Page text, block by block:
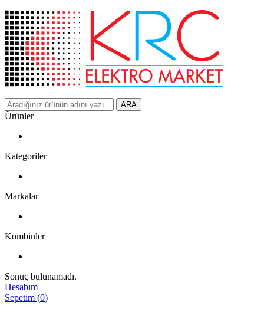
ARA
Ürünler
Kategoriler
Markalar
Kombinler
Sonuç bulunamadı.
Hesabım
Sepetim (0)